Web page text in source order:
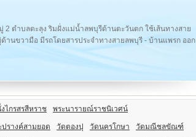
2 ตำบลตะลุง ริมฝั่งแม่น้ำลพบุรีด้านตะวันตก ใช้เส้นทางสาย
านขวามือ มีรถโดยสารประจำทางสายลพบุรี - บ้านแพรก ออก
ไกรสรสีหราช พระนารายณ์ราชนิเวศน์
ปรางค์สามยอด วัดตองปุ วัดนครโกษา วัดมณีชลขัณฑ์